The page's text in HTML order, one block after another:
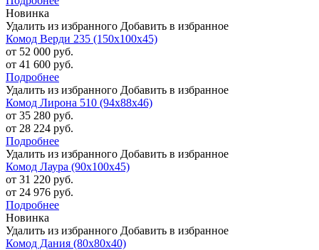
Новинка
Удалить из избранного Добавить в избранное
Комод Верди 235 (150х100х45)
от 52 000 руб.
от 41 600 руб.
Подробнее
Удалить из избранного Добавить в избранное
Комод Лирона 510 (94х88х46)
от 35 280 руб.
от 28 224 руб.
Подробнее
Удалить из избранного Добавить в избранное
Комод Лаура (90х100х45)
от 31 220 руб.
от 24 976 руб.
Подробнее
Новинка
Удалить из избранного Добавить в избранное
Комод Дания (80х80х40)